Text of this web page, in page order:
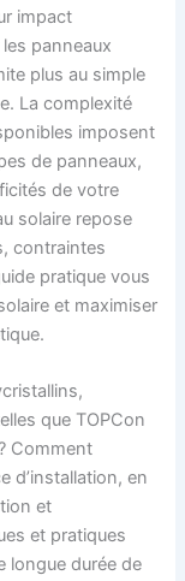
impact
panneaux
plus au simple
La complexité
imposent
de panneaux,
de votre
solaire repose
contraintes
pratique vous
et maximiser
que TOPCon
Comment
d’installation, en
et
et pratiques
longue durée de